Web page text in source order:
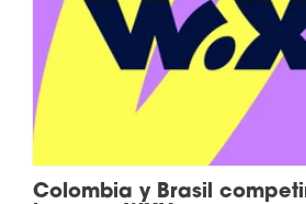
Colombia y Brasil